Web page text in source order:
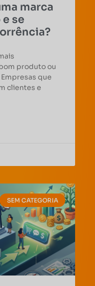
marca
se
produto ou
que
clientes e
SEM CATEGORIA